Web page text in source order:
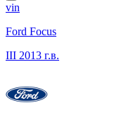
vin
Ford Focus
III 2013 г.в.